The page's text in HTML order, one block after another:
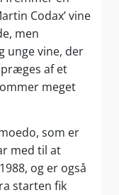
Codax’ vine
men
unge vine, der
af et
meget
som er
med til at
og er også
starten fik